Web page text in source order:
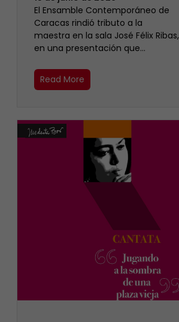
El Ensamble Contemporáneo de
Caracas rindió tributo a la
maestra en la sala José Félix Ribas,
en una presentación que…
Read More